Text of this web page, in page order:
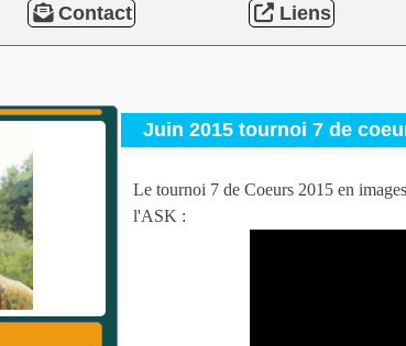
Contact Liens
Juin 2015 tournoi 7 de
Le tournoi 7 de Coeurs 2015 en
l'ASK :